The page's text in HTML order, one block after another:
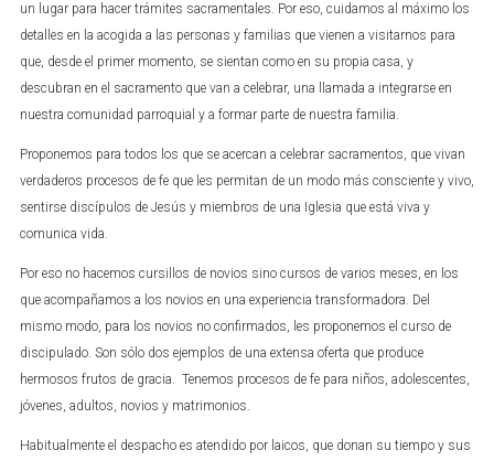
un lugar para hacer trámites sacramentales. Por eso, cuidamos al máximo los
detalles en la acogida a las personas y familias que vienen a visitarnos para
que, desde el primer momento, se sientan como en su propia casa, y
descubran en el sacramento que van a celebrar, una llamada a integrarse en
nuestra comunidad parroquial y a formar parte de nuestra familia.
Proponemos para todos los que se acercan a celebrar sacramentos, que vivan
verdaderos procesos de fe que les permitan de un modo más consciente y vivo,
sentirse discípulos de Jesús y miembros de una Iglesia que está viva y
comunica vida.
Por eso no hacemos cursillos de novios sino cursos de varios meses, en los
que acompañamos a los novios en una experiencia transformadora. Del
mismo modo, para los novios no confirmados, les proponemos el curso de
discipulado. Son sólo dos ejemplos de una extensa oferta que produce
hermosos frutos de gracia. Tenemos procesos de fe para niños, adolescentes,
jóvenes, adultos, novios y matrimonios.
Habitualmente el despacho es atendido por laicos, que donan su tiempo y sus